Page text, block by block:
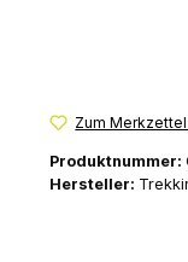
Zum
Produktnummer:
Hersteller: